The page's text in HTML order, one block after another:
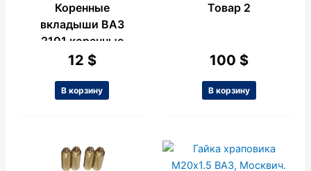
Коренные
вкладыши ВАЗ
2101 коренные
0.50
12 $
В корзину
Товар 2
100 $
В корзину